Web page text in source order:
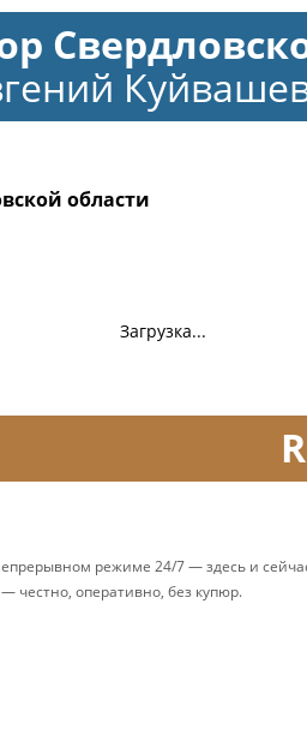
области
Загрузка...
режиме 24/7 — здесь и
честно, оперативно, без купюр.